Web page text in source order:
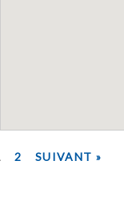
2 SUIVANT »